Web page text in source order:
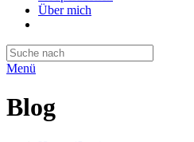
Über mich
Menü
Blog